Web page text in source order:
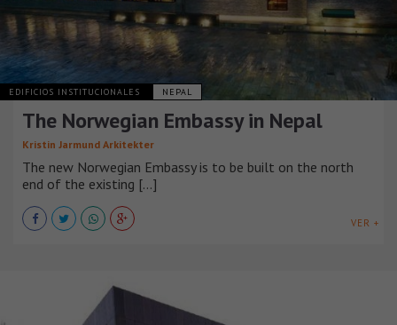
EDIFICIOS INSTITUCIONALES NEPAL
The Norwegian Embassy in Nepal
Kristin Jarmund Arkitekter
The new Norwegian Embassy is to be built on the north
end of the existing [...]
VER +